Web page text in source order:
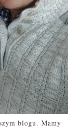
blogu. Mamy